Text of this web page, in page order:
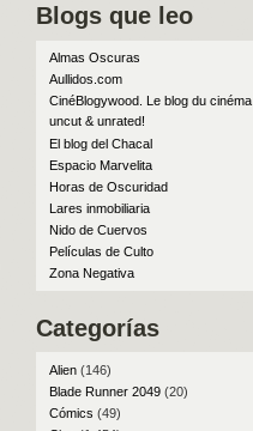
Blogs que leo
Almas Oscuras
Aullidos.com
CinéBlogywood. Le blog du cinéma
uncut & unrated!
El blog del Chacal
Espacio Marvelita
Horas de Oscuridad
Lares inmobiliaria
Nido de Cuervos
Películas de Culto
Zona Negativa
Categorías
Alien(146)
Blade Runner 2049(20)
Cómics (49)